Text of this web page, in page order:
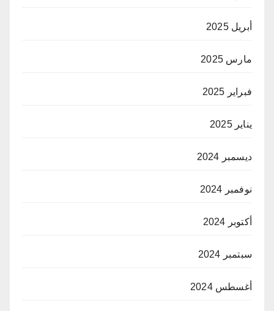
أبريل 2025
مارس 2025
فبراير 2025
يناير 2025
ديسمبر 2024
نوفمبر 2024
أكتوبر 2024
سبتمبر 2024
أغسطس 2024